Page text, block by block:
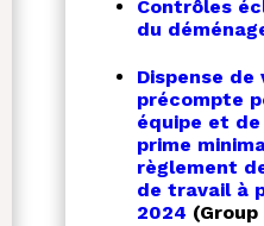
Contrôles
du
Dispense
précompte
équipe et
prime
règlement
de travail à
2024 (Group